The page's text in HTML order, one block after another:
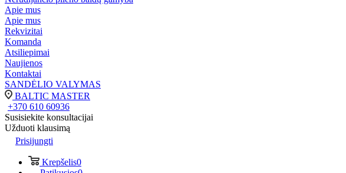
Apie mus
Apie mus
Rekvizitai
Komanda
Atsiliepimai
Naujienos
Kontaktai
SANDĖLIO VALYMAS
BALTIC MASTER
+370 610 60936
Susisiekite konsultacijai
Užduoti klausimą
Prisijungti
Krepšelis0